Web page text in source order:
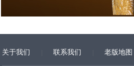
关于我们 联系我们 老版地图